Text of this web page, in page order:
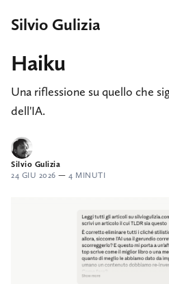
Silvio Gulizia
Haiku
Una riflessione su quello che
dell'IA.
Silvio Gulizia
24 GIU 2026 — 4 MINUTI